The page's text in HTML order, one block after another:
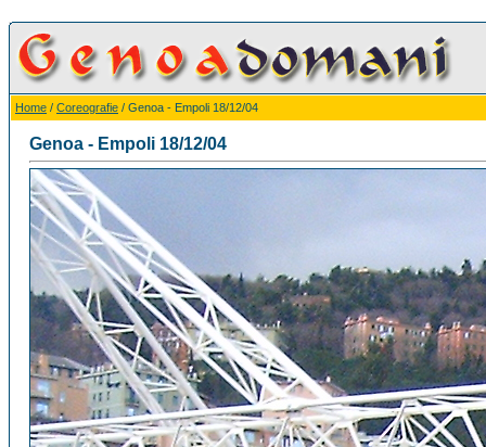
Home / Coreografie / Genoa - Empoli 18/12/04
Genoa - Empoli 18/12/04